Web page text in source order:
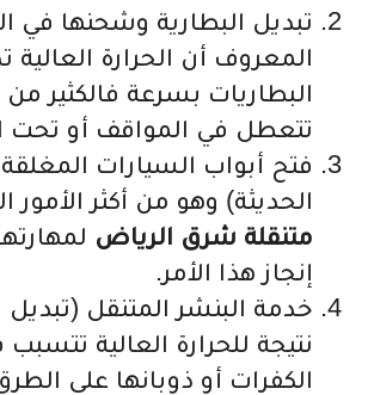
تبديل البطارية وشحنها في
المعروف أن الحرارة
البطاريات بسرعة فالكثير
تتعطل في المواقف أو
فتح أبواب السيارات
الحديثة) وهو من أكثر الأمور
متنقلة شرق الرياض
إنجاز هذا الأمر.
خدمة البنشر المتنقل (تبديل
نتيجة للحرارة العالية تتسبب
الكفرات أو ذوبانها على